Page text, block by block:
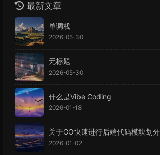
最新文章
单调栈
2026-05-30
无标题
2026-05-30
什么是Vibe Coding
2026-01-18
关于GO快速进行后端代码模块划分
2026-01-02